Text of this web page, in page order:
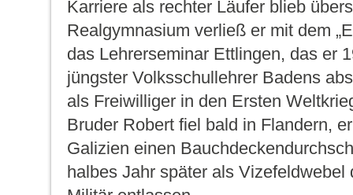
Karriere als rechter Läufer blieb
Realgymnasium verließ er mit dem
das Lehrerseminar Ettlingen, das er
jüngster Volksschullehrer Badens
als Freiwilliger in den Ersten
Bruder Robert fiel bald in Flandern,
Galizien einen
halbes Jahr später als Vizefeldwebel